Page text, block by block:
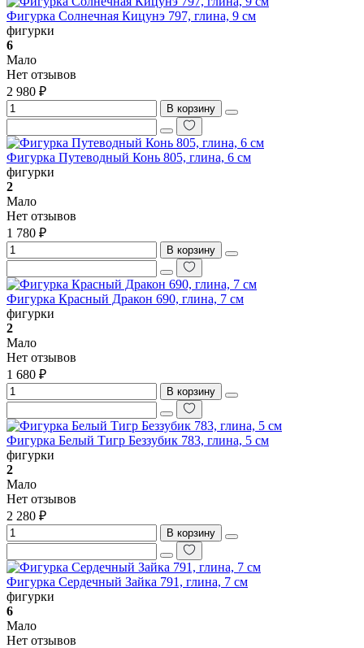
Фигурка Солнечная Кицунэ 797, глина, 9 см
фигурки
6
Мало
Нет отзывов
2 980 ₽
В корзину
Фигурка Путеводный Конь 805, глина, 6 см
фигурки
2
Мало
Нет отзывов
1 780 ₽
В корзину
Фигурка Красный Дракон 690, глина, 7 см
фигурки
2
Мало
Нет отзывов
1 680 ₽
В корзину
Фигурка Белый Тигр Беззубик 783, глина, 5 см
фигурки
2
Мало
Нет отзывов
2 280 ₽
В корзину
Фигурка Сердечный Зайка 791, глина, 7 см
фигурки
6
Мало
Нет отзывов